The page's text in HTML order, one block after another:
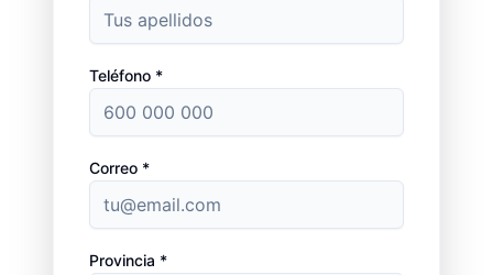
Teléfono *
Correo *
Provincia *